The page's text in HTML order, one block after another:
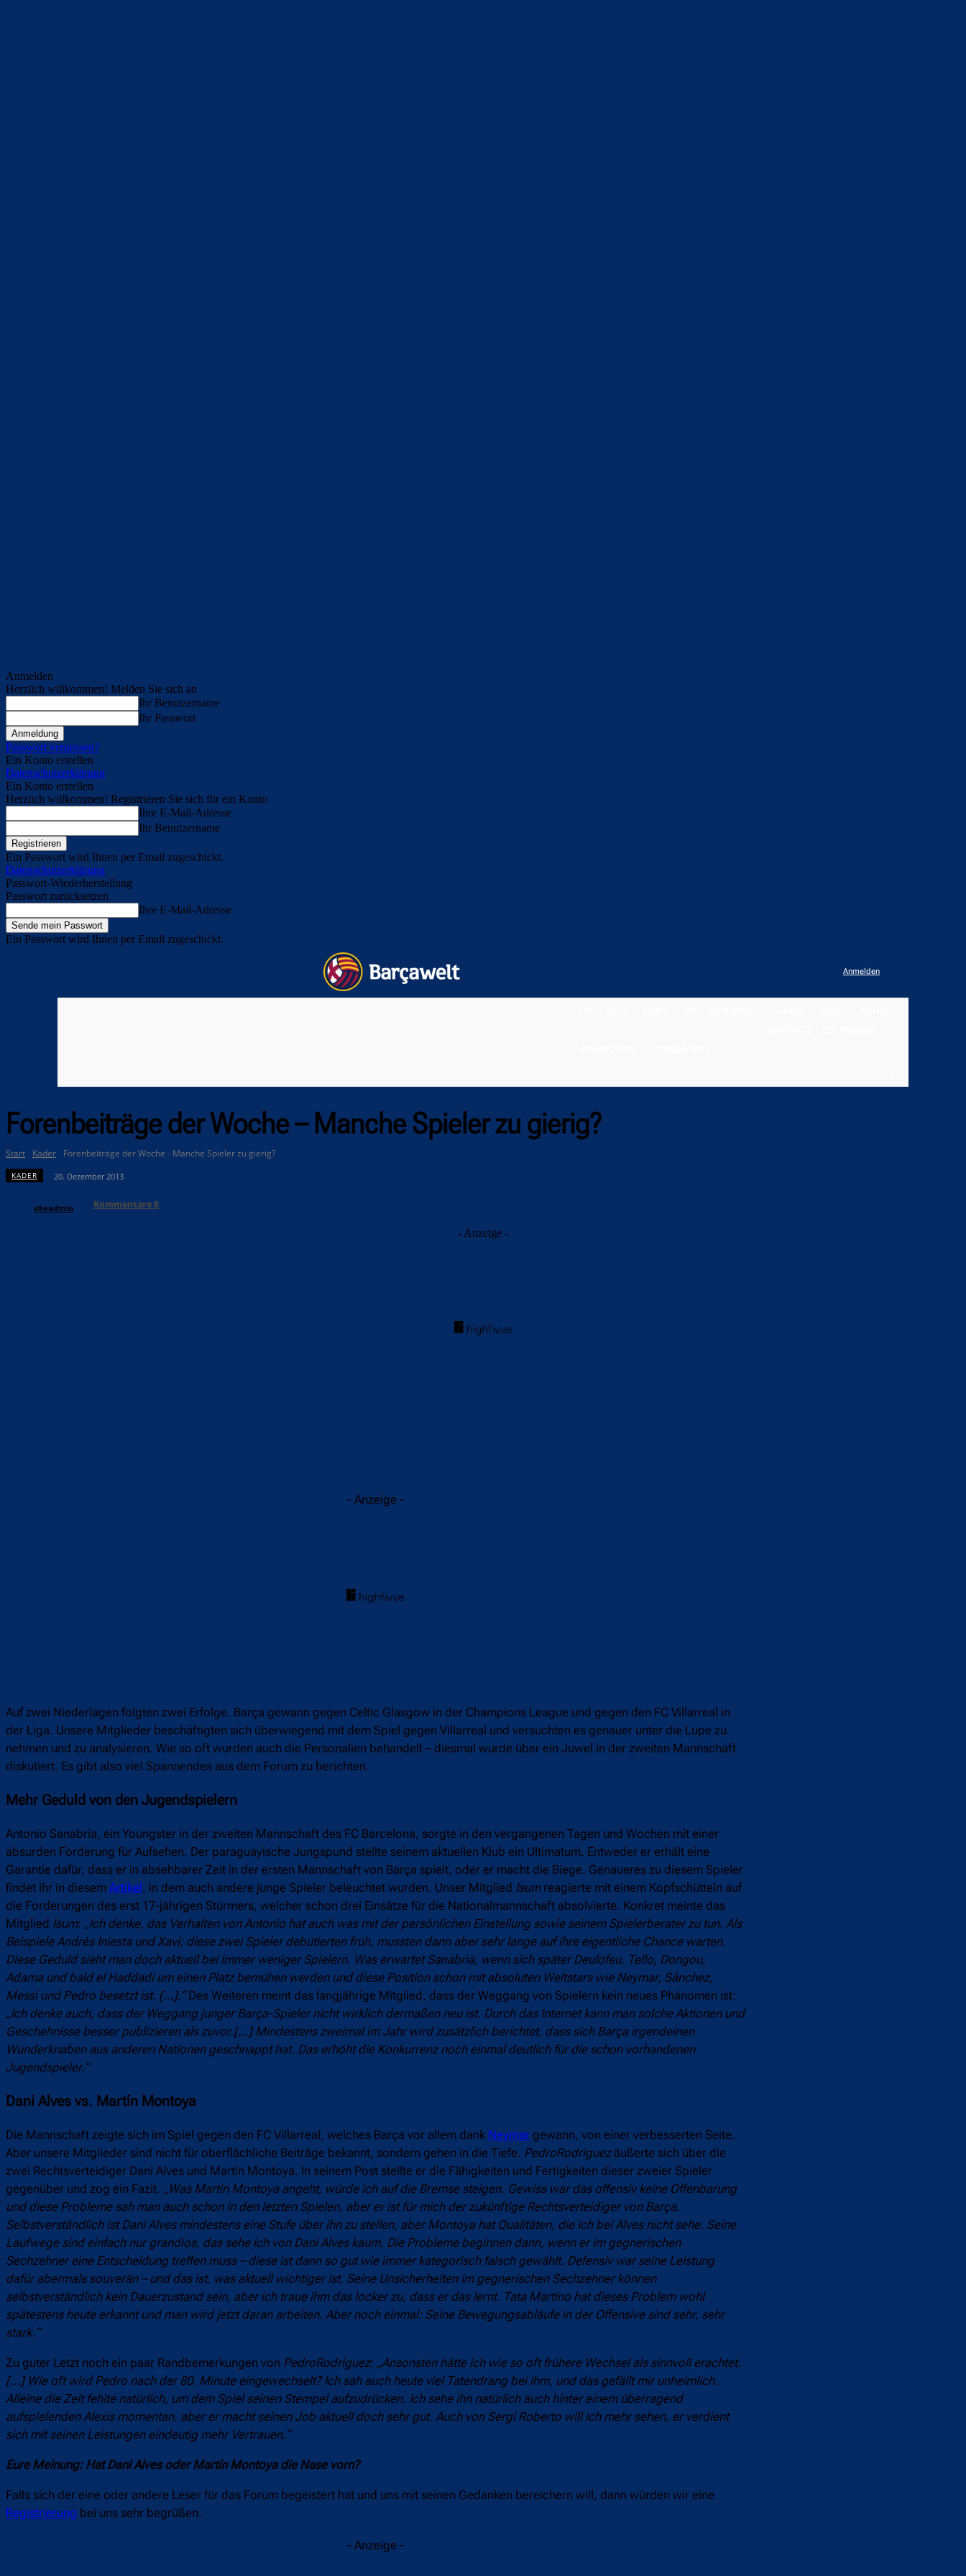
Anmelden
Herzlich willkommen! Melden Sie sich an
Ihr Benutzername
Ihr Passwort
Passwort vergessen?
Ein Konto erstellen
Datenschutzerklärung
Ein Konto erstellen
Herzlich willkommen! Registrieren Sie sich für ein Konto
Ihre E-Mail-Adresse
Ihr Benutzername
Ein Passwort wird Ihnen per Email zugeschickt.
Datenschutzerklärung
Passwort-Wiederherstellung
Passwort zurücksetzen
Ihre E-Mail-Adresse
Ein Passwort wird Ihnen per Email zugeschickt.
Anmelden
Forenbeiträge der Woche – Manche Spieler zu gierig?
Start Kader Forenbeiträge der Woche - Manche Spieler zu gierig?
KADER 20. Dezember 2013
siteadmin Kommentare0
- Anzeige -
- Anzeige -
Auf zwei Niederlagen folgten zwei Erfolge. Barça gewann gegen Celtic Glasgow in der Champions League und gegen den FC Villarreal in
der Liga. Unsere Mitglieder beschäftigten sich überwiegend mit dem Spiel gegen Villarreal und versuchten es genauer unter die Lupe zu
nehmen und zu analysieren. Wie so oft wurden auch die Personalien behandelt – diesmal wurde über ein Juwel in der zweiten Mannschaft
diskutiert. Es gibt also viel Spannendes aus dem Forum zu berichten.
Mehr Geduld von den Jugendspielern
Antonio Sanabria, ein Youngster in der zweiten Mannschaft des FC Barcelona, sorgte in den vergangenen Tagen und Wochen mit einer
absurden Forderung für Aufsehen. Der paraguayische Jungspund stellte seinem aktuellen Klub ein Ultimatum. Entweder er erhält eine
Garantie dafür, dass er in absehbarer Zeit in der ersten Mannschaft von Barça spielt, oder er macht die Biege. Genaueres zu diesem Spieler
findet ihr in diesem Artikel, in dem auch andere junge Spieler beleuchtet wurden. Unser Mitglied Isumreagierte mit einem Kopfschütteln auf
die Forderungen des erst 17-jährigen Stürmers, welcher schon drei Einsätze für die Nationalmannschaft absolvierte. Konkret meinte das
Mitglied Isum: „Ich denke, das Verhalten von Antonio hat auch was mit der persönlichen Einstellung sowie seinem Spielerberater zu tun. Als
Beispiele Andrés Iniesta und Xavi; diese zwei Spieler debütierten früh, mussten dann aber sehr lange auf ihre eigentliche Chance warten.
Diese Geduld sieht man doch aktuell bei immer weniger Spielern. Was erwartet Sanabria, wenn sich später Deulofeu, Tello, Dongou,
Adama und bald el Haddadi um einen Platz bemühen werden und diese Position schon mit absoluten Weltstars wie Neymar, Sánchez,
Messi und Pedro besetzt ist. […].“Des Weiteren meint das langjährige Mitglied, dass der Weggang von Spielern kein neues Phänomen ist:
„Ich denke auch, dass der Weggang junger Barça-Spieler nicht wirklich dermaßen neu ist. Durch das Internet kann man solche Aktionen und
Geschehnisse besser publizieren als zuvor.[…] Mindestens zweimal im Jahr wird zusätzlich berichtet, dass sich Barça irgendeinen
Wunderknaben aus anderen Nationen geschnappt hat. Das erhöht die Konkurrenz noch einmal deutlich für die schon vorhandenen
Jugendspieler.“
Dani Alves vs. Martín Montoya
Die Mannschaft zeigte sich im Spiel gegen den FC Villarreal, welches Barça vor allem dank Neymar gewann, von einer verbesserten Seite.
Aber unsere Mitglieder sind nicht für oberflächliche Beiträge bekannt, sondern gehen in die Tiefe. PedroRodriguezäußerte sich über die
zwei Rechtsverteidiger Dani Alves und Martín Montoya. In seinem Post stellte er die Fähigkeiten und Fertigkeiten dieser zweier Spieler
gegenüber und zog ein Fazit. „ Was Martín Montoya angeht, würde ich auf die Bremse steigen. Gewiss war das offensiv keine Offenbarung
und diese Probleme sah man auch schon in den letzten Spielen, aber er ist für mich der zukünftige Rechtsverteidiger von Barça.
Selbstverständlich ist Dani Alves mindestens eine Stufe über ihn zu stellen, aber Montoya hat Qualitäten, die ich bei Alves nicht sehe. Seine
Laufwege sind einfach nur grandios, das sehe ich von Dani Alves kaum. Die Probleme beginnen dann, wenn er im gegnerischen
Sechzehner eine Entscheidung treffen muss – diese ist dann so gut wie immer kategorisch falsch gewählt. Defensiv war seine Leistung
dafür abermals souverän – und das ist, was aktuell wichtiger ist. Seine Unsicherheiten im gegnerischen Sechzehner können
selbstverständlich kein Dauerzustand sein, aber ich traue ihm das locker zu, dass er das lernt. Tata Martino hat dieses Problem wohl
spätestens heute erkannt und man wird jetzt daran arbeiten. Aber noch einmal: Seine Bewegungsabläufe in der Offensive sind sehr, sehr
stark.“
Zu guter Letzt noch ein paar Randbemerkungen von PedroRodriguez: „Ansonsten hätte ich wie so oft frühere Wechsel als sinnvoll erachtet.
[…] Wie oft wird Pedro nach der 80. Minute eingewechselt? Ich sah auch heute viel Tatendrang bei ihm, und das gefällt mir unheimlich.
Alleine die Zeit fehlte natürlich, um dem Spiel seinen Stempel aufzudrücken. Ich sehe ihn natürlich auch hinter einem überragend
aufspielenden Alexis momentan, aber er macht seinen Job aktuell doch sehr gut. Auch von Sergi Roberto will ich mehr sehen, er verdient
sich mit seinen Leistungen eindeutig mehr Vertrauen.“
Eure Meinung: Hat Dani Alves oder Martín Montoya die Nase vorn?
Falls sich der eine oder andere Leser für das Forum begeistert hat und uns mit seinen Gedanken bereichern will, dann würden wir eine
Registrierung bei uns sehr begrüßen.
- Anzeige -